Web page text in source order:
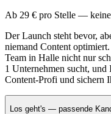
Ab 29 € pro Stelle — keine
Der Launch steht bevor,
niemand Content
Team in Halle nicht nur
1 Unternehmen sucht, und
Content-Profi und sichern
Los geht's — passende